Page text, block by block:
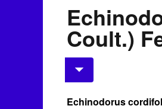
Coult.)
Echinodorus